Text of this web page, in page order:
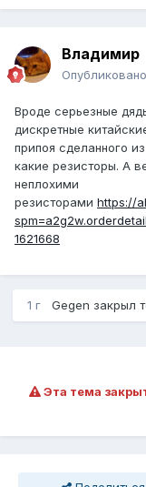
Владимир
Вроде серьезные
дискретные
припоя сделанного
какие резисторы. А
неплохими
резисторами https://
1621668
1 г Gegen закрыл
Эта тема